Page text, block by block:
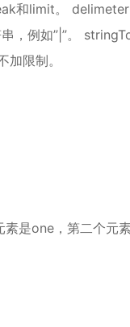
和limit。
，例如”|”。
限制。
是one，第二个元